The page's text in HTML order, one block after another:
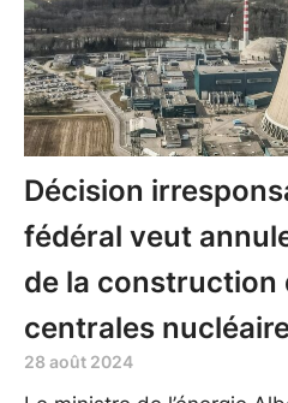
Décision
fédéral veut
de la construction
centrales
28 août 2024